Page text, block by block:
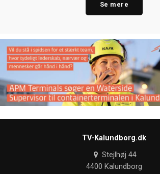
Se mere
TV-Kalundborg.dk
Stejlhøj 44
4400 Kalundborg